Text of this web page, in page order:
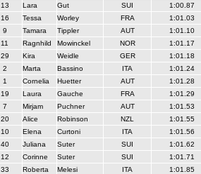
13 Lara Gut SUI 1:00.87
16 Tessa Worley FRA 1:01.03
9 Tamara Tippler AUT 1:01.10
11 Ragnhild Mowinckel NOR 1:01.17
29 Kira Weidle GER 1:01.18
2 Marta Bassino ITA 1:01.24
1 Cornelia Huetter AUT 1:01.28
19 Laura Gauche FRA 1:01.29
7 Mirjam Puchner AUT 1:01.53
20 Alice Robinson NZL 1:01.55
10 Elena Curtoni ITA 1:01.56
40 Juliana Suter SUI 1:01.62
12 Corinne Suter SUI 1:01.71
33 Roberta Melesi ITA 1:01.85